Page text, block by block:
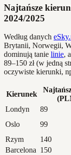
Najtańsze
2024/2025
Według danych
Brytanii, Norwegii,
dominują tanie linie,
89–150 zł (w jedną
oczywiste kierunki,
Kierunek
Londyn
89
Oslo
99
Rzym
140
Barcelona 150